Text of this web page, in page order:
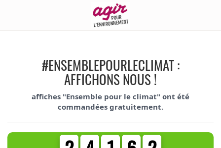
#ENSEMBLEPOURLECLIMAT :
AFFICHONS NOUS !
affiches "Ensemble pour le climat" ont été
commandées gratuitement.